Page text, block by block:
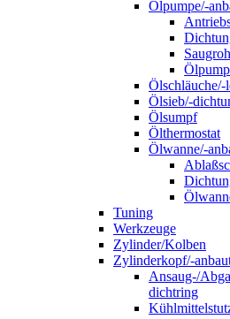
Ölpumpe/-
Ölschläuche/-
Ölsieb/-
Ölsumpf
Ölthermostat
Ölwanne/-
Tuning
Werkzeuge
Zylinder/Kolben
Zylinderkopf/-
Ansaug-/
dichtring